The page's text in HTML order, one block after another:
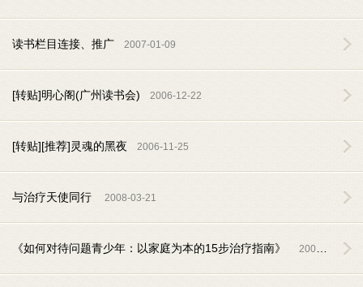
读书栏目连接、推广 2007-01-09
[转贴]明心阁(广州读书会) 2006-12-22
[转贴][推荐]灵魂的黑夜 2006-11-25
与治疗天使同行 2008-03-21
《如何对待问题青少年：以家庭为本的15步治疗指南》 2008-03-20